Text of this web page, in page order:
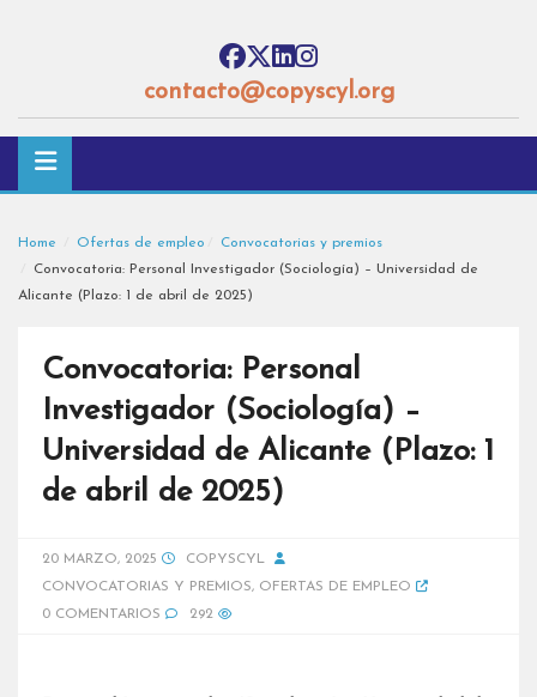
contacto@copyscyl.org
Home Ofertas de empleo
Convocatorias y premios
Convocatoria: Personal Investigador (Sociología) – Universidad de
Alicante (Plazo: 1 de abril de 2025)
Convocatoria: Personal
Investigador (Sociología) –
Universidad de Alicante (Plazo: 1
de abril de 2025)
20 MARZO, 2025
COPYSCYL
CONVOCATORIAS Y PREMIOS, OFERTAS DE EMPLEO
0 COMENTARIOS
292